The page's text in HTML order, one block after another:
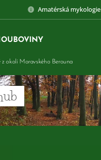
Amatérská mykologie
z okolí Moravského Berouna